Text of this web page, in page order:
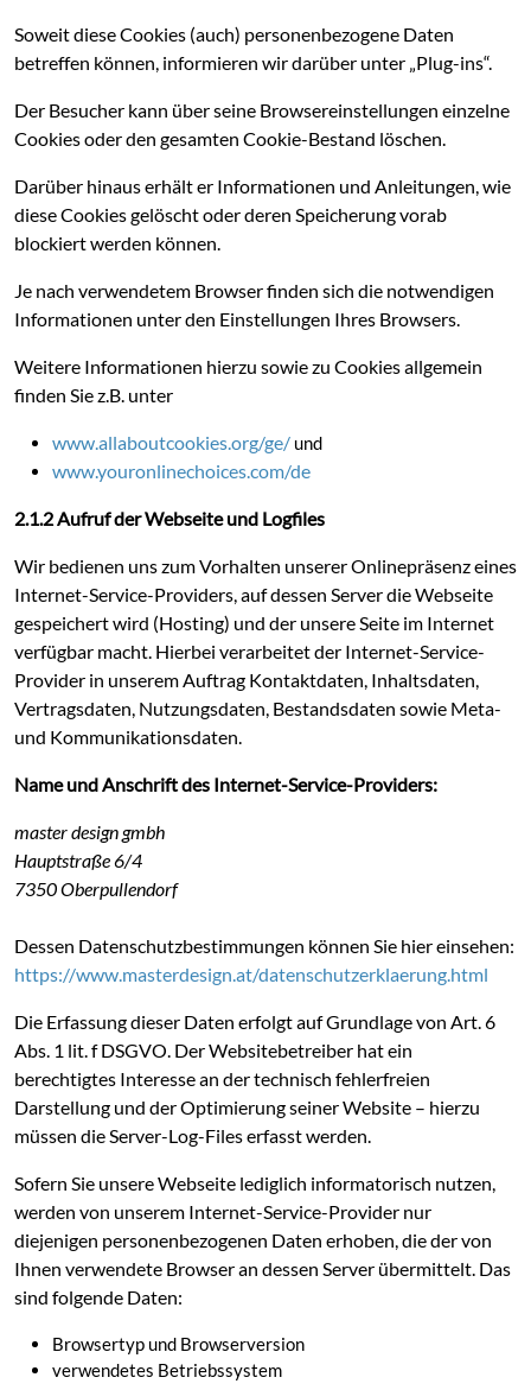
Soweit diese Cookies (auch) personenbezogene Daten
betreffen können, informieren wir darüber unter „Plug-ins“.
Der Besucher kann über seine Browsereinstellungen einzelne
Cookies oder den gesamten Cookie-Bestand löschen.
Darüber hinaus erhält er Informationen und Anleitungen, wie
diese Cookies gelöscht oder deren Speicherung vorab
blockiert werden können.
Je nach verwendetem Browser finden sich die notwendigen
Informationen unter den Einstellungen Ihres Browsers.
Weitere Informationen hierzu sowie zu Cookies allgemein
finden Sie z.B. unter
www.allaboutcookies.org/ge/ und
www.youronlinechoices.com/de
2.1.2 Aufruf der Webseite und Logfiles
Wir bedienen uns zum Vorhalten unserer Onlinepräsenz eines
Internet-Service-Providers, auf dessen Server die Webseite
gespeichert wird (Hosting) und der unsere Seite im Internet
verfügbar macht. Hierbei verarbeitet der Internet-Service-
Provider in unserem Auftrag Kontaktdaten, Inhaltsdaten,
Vertragsdaten, Nutzungsdaten, Bestandsdaten sowie Meta-
und Kommunikationsdaten.
Name und Anschrift des Internet-Service-Providers:
master design gmbh
Hauptstraße 6/4
7350 Oberpullendorf
Dessen Datenschutzbestimmungen können Sie hier einsehen:
https://www.masterdesign.at/datenschutzerklaerung.html
Die Erfassung dieser Daten erfolgt auf Grundlage von Art. 6
Abs. 1 lit. f DSGVO. Der Websitebetreiber hat ein
berechtigtes Interesse an der technisch fehlerfreien
Darstellung und der Optimierung seiner Website – hierzu
müssen die Server-Log-Files erfasst werden.
Sofern Sie unsere Webseite lediglich informatorisch nutzen,
werden von unserem Internet-Service-Provider nur
diejenigen personenbezogenen Daten erhoben, die der von
Ihnen verwendete Browser an dessen Server übermittelt. Das
sind folgende Daten:
Browsertyp und Browserversion
verwendetes Betriebssystem